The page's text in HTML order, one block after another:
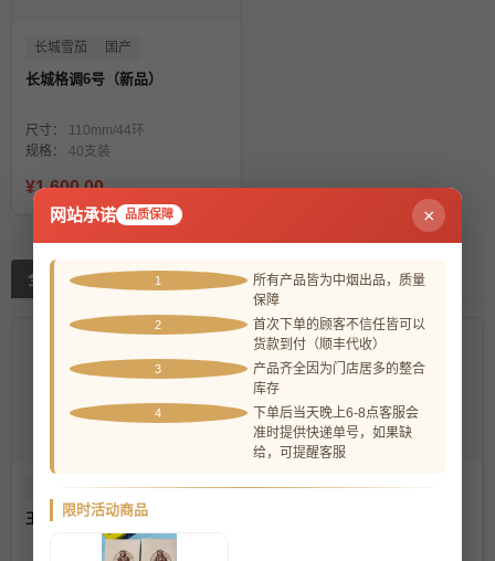
长城雪茄 国产
长城格调6号（新品）
尺寸：
110mm/44环
规格：
40支装
¥1,600.00
全部商品
王冠雪茄 国产
王冠智者（经典款）
王冠雪茄 国产
网站承诺 品质保障 ×
1
所有产品皆为中烟出品，质量
保障
2
首次下单的顾客不信任皆可以
货款到付（顺丰代收）
3
产品齐全因为门店居多的整合
库存
4
下单后当天晚上6-8点客服会
准时提供快递单号，如果缺
给，可提醒客服
限时活动商品